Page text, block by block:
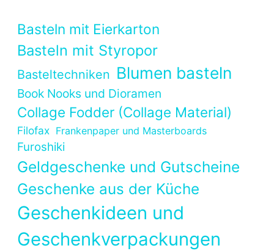
Basteln mit Eierkarton
Basteln mit Styropor
Basteltechniken Blumen basteln
Book Nooks und Dioramen
Collage Fodder (Collage Material)
Filofax Frankenpaper und Masterboards
Furoshiki
Geldgeschenke und Gutscheine
Geschenke aus der Küche
Geschenkideen und
Geschenkverpackungen